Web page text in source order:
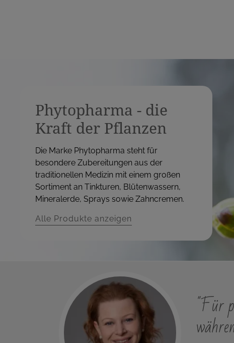
Phytopharma - die
Kraft der Pflanzen
Die Marke Phytopharma steht für
besondere Zubereitungen aus der
traditionellen Medizin mit einem großen
Sortiment an Tinkturen, Blütenwassern,
Mineralerde, Sprays sowie Zahncremen.
Alle Produkte anzeigen
"Für